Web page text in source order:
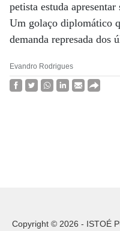
petista estuda
Um golaço diplomático
demanda represada dos
Evandro Rodrigues
Copyright © 2026 - ISTOÉ